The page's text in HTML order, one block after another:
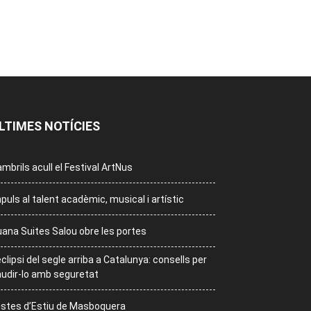
NOTÍCIES
acull el Festival ArtNus
al talent acadèmic, musical i artístic
Suites Salou obre les portes
del segle arriba a Catalunya: consells per
lo amb seguretat
d’Estiu de Masboquera